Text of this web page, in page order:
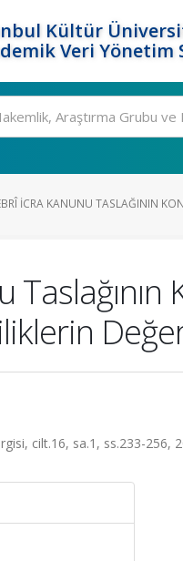
Kültür
Veri Yönetim
İCRA KANUNU TASLAĞININ
cilt.16, sa.1, ss.233-256,